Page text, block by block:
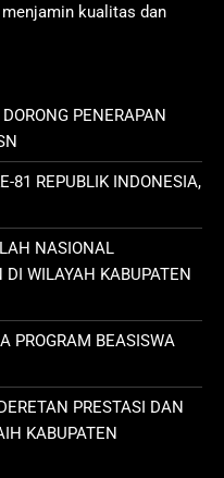
kualitas dan
PENERAPAN
81 REPUBLIK INDONESIA,
NASIONAL
WILAYAH KABUPATEN
PROGRAM BEASISWA
PRESTASI DAN
KABUPATEN